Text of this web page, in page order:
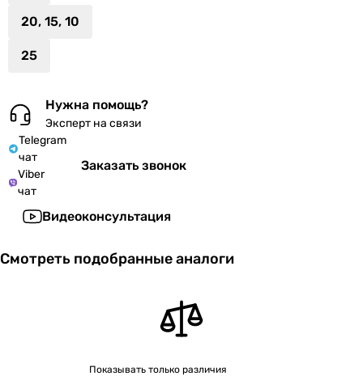
20, 15, 10
25
Нужна помощь?
Эксперт на связи
Telegram
чат
Viber
чат
Заказать звонок
Видеоконсультация
Смотреть подобранные аналоги
Показывать только различия